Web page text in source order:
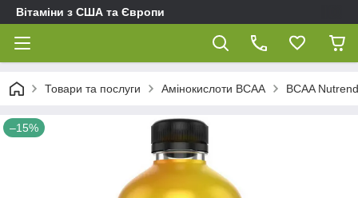
Вітаміни з США та Європи
Товари та послуги Амінокислоти BCAA BCAA
–15%